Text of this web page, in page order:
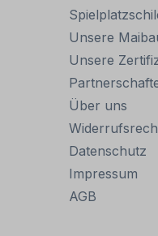
Höhe über 200
mm werden zwei
Rohrschellen benötigt.
Merkmale dieser
Rohrschelle zur
Schilderbefestigung:
Norm: nach IVZ
Material: Stahl,
feuerverzinkt
Ausführung: zweiteilig
zum Verschrauben
Schellenlänge: ca. 415
Unsere
Unsere
Über uns
Datenschutz
Impressum
AGB